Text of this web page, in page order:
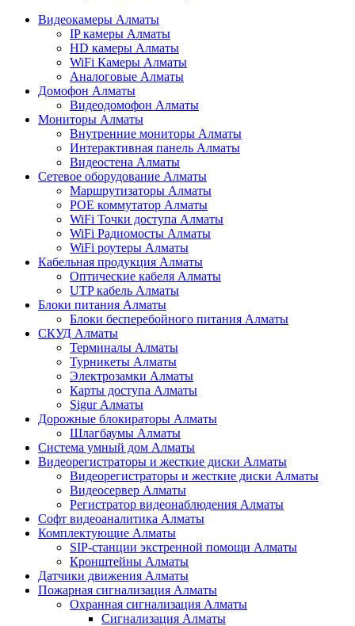
Видеокамеры Алматы
IP камеры Алматы
HD камеры Алматы
WiFi Камеры Алматы
Аналоговые Алматы
Домофон Алматы
Видеодомофон Алматы
Мониторы Алматы
Внутренние мониторы Алматы
Интерактивная панель Алматы
Видеостена Алматы
Сетевое оборудование Алматы
Маршрутизаторы Алматы
POE коммутатор Алматы
WiFi Точки доступа Алматы
WiFi Радиомосты Алматы
WiFi роутеры Алматы
Кабельная продукция Алматы
Оптические кабеля Алматы
UTP кабель Алматы
Блоки питания Алматы
Блоки бесперебойного питания Алматы
СКУД Алматы
Терминалы Алматы
Турникеты Алматы
Электрозамки Алматы
Карты доступа Алматы
Sigur Алматы
Дорожные блокираторы Алматы
Шлагбаумы Алматы
Система умный дом Алматы
Видеорегистраторы и жесткие диски Алматы
Видеорегистраторы и жесткие диски Алматы
Видеосервер Алматы
Регистратор видеонаблюдения Алматы
Софт видеоаналитика Алматы
Комплектующие Алматы
SIP-станции экстренной помощи Алматы
Кронштейны Алматы
Датчики движения Алматы
Пожарная сигнализация Алматы
Охранная сигнализация Алматы
Сигнализация Алматы